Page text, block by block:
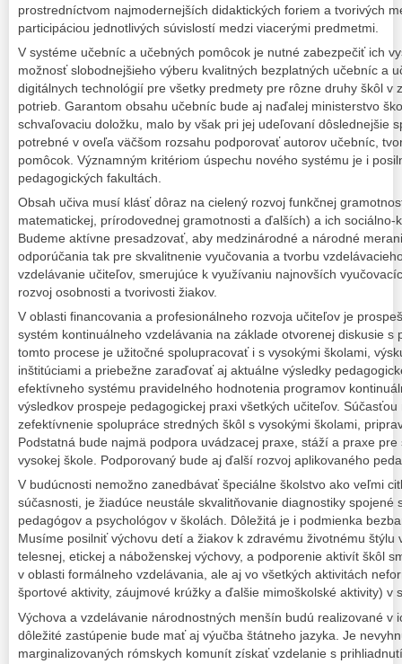
prostredníctvom najmodernejších didaktických foriem a tvorivých
participáciou jednotlivých súvislostí medzi viacerými predmetmi.
V systéme učebníc a učebných pomôcok je nutné zabezpečiť ich
možnosť slobodnejšieho výberu kvalitných bezplatných učebníc a
digitálnych technológií pre všetky predmety pre rôzne druhy škôl v
potrieb. Garantom obsahu učebníc bude aj naďalej ministerstvo
schvaľovaciu doložku, malo by však pri jej udeľovaní dôslednejšie
potrebné v oveľa väčšom rozsahu podporovať autorov učebníc,
pomôcok. Významným kritériom úspechu nového systému je i
pedagogických fakultách.
Obsah učiva musí klásť dôraz na cielený rozvoj funkčnej
matematickej, prírodovednej gramotnosti a ďalších) a ich sociálno-
Budeme aktívne presadzovať, aby medzinárodné a národné
odporúčania tak pre skvalitnenie vyučovania a tvorbu
vzdelávanie učiteľov, smerujúce k využívaniu najnovších
rozvoj osobnosti a tvorivosti žiakov.
V oblasti financovania a profesionálneho rozvoja učiteľov je
systém kontinuálneho vzdelávania na základe otvorenej diskusie s
tomto procese je užitočné spolupracovať i s vysokými školami,
inštitúciami a priebežne zaraďovať aj aktuálne výsledky
efektívneho systému pravidelného hodnotenia programov
výsledkov prospeje pedagogickej praxi všetkých učiteľov.
zefektívnenie spolupráce stredných škôl s vysokými školami,
Podstatná bude najmä podpora uvádzacej praxe, stáží a praxe
vysokej škole. Podporovaný bude aj ďalší rozvoj aplikovaného
V budúcnosti nemožno zanedbávať špeciálne školstvo ako veľmi
súčasnosti, je žiadúce neustále skvalitňovanie diagnostiky spojené
pedagógov a psychológov v školách. Dôležitá je i podmienka
Musíme posilniť výchovu detí a žiakov k zdravému životnému štýlu
telesnej, etickej a náboženskej výchovy, a podporenie aktivít škôl
v oblasti formálneho vzdelávania, ale aj vo všetkých aktivitách
športové aktivity, záujmové krúžky a ďalšie mimoškolské aktivity) v
Výchova a vzdelávanie národnostných menšín budú realizované v
dôležité zastúpenie bude mať aj výučba štátneho jazyka. Je
marginalizovaných rómskych komunít získať vzdelanie s